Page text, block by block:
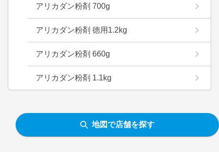
アリカダン粉剤 700g
アリカダン粉剤 徳用1.2kg
アリカダン粉剤 660g
アリカダン粉剤 1.1kg
地図で店舗を探す